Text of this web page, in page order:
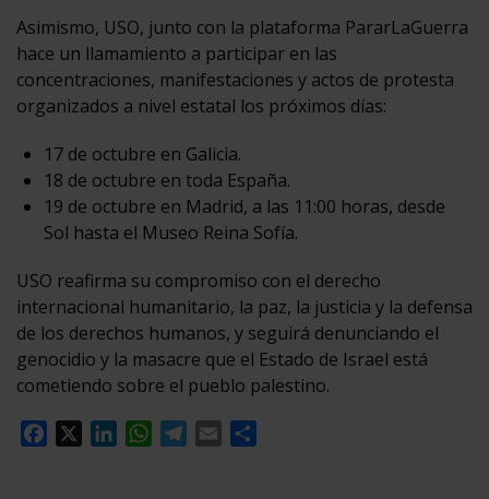
Asimismo, USO, junto con la plataforma PararLaGuerra
hace un llamamiento a participar en las
concentraciones, manifestaciones y actos de protesta
organizados a nivel estatal los próximos días:
17 de octubre en Galicia.
18 de octubre en toda España.
19 de octubre en Madrid, a las 11:00 horas, desde
Sol hasta el Museo Reina Sofía.
USO reafirma su compromiso con el derecho
internacional humanitario, la paz, la justicia y la defensa
de los derechos humanos, y seguirá denunciando el
genocidio y la masacre que el Estado de Israel está
cometiendo sobre el pueblo palestino.
Facebook
LinkedInWhatsApp
Telegram
Email